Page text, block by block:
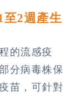
2週產生
的流感疫
分病毒株保
苗，可針對